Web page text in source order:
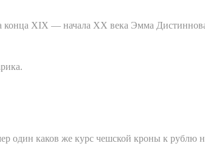
конца XIX — начала XX века Эмма
один каков же курс чешской кроны к